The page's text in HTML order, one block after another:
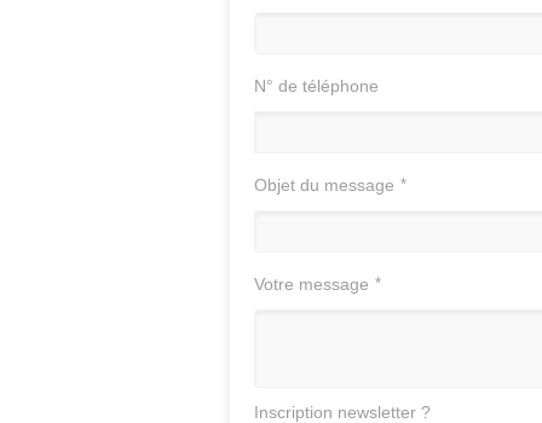
N° de téléphone
Objet du message *
Votre message *
Inscription newsletter ?